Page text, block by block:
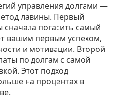
управления долгами —
лавины. Первый
сначала погасить самый
вашим первым успехом,
и мотивации. Второй
по долгам с самой
Этот подход
на процентах в